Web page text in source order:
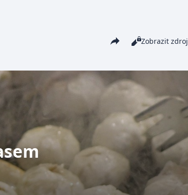
Share this pageZobrazení
Číst
Zobrazit zdroj